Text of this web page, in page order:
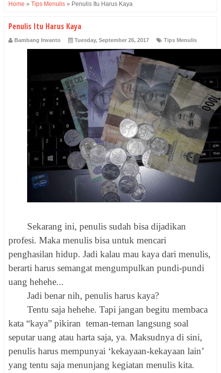
Home » Tips Menulis » Penulis Itu Harus Kaya
Penulis Itu Harus Kaya
Bambang Irwanto Tuesday, September 26, 2017 Tips Menulis
Sekarang ini, penulis sudah bisa dijadikan
profesi. Maka menulis bisa untuk mencari
penghasilan hidup. Jadi kalau mau kaya dari menulis,
berarti harus semangat mengumpulkan pundi-pundi
uang hehehe...
Jadi benar nih, penulis harus kaya?
Tentu saja hehehe. Tapi jangan begitu membaca
kata “kaya” pikiran teman-teman langsung soal
seputar uang atau harta saja, ya. Maksudnya di sini,
penulis harus mempunyai ‘kekayaan-kekayaan lain’
yang tentu saja menunjang kegiatan menulis kita.